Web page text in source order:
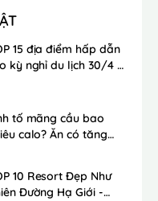
15 địa điểm hấp dẫn
kỳ nghỉ du lịch 30/4 -
tố mãng cầu bao
calo? Ăn có tăng
10 Resort Đẹp Như
Đường Hạ Giới -